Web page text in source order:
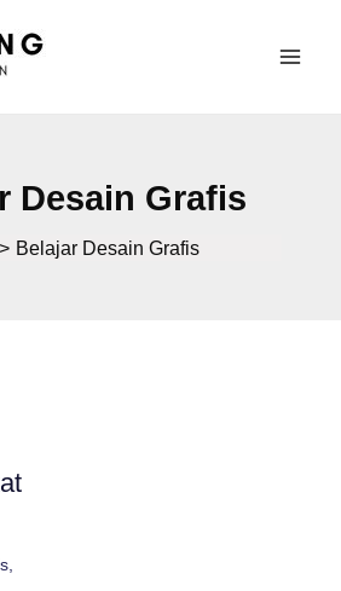
Desain Grafis
Belajar Desain Grafis